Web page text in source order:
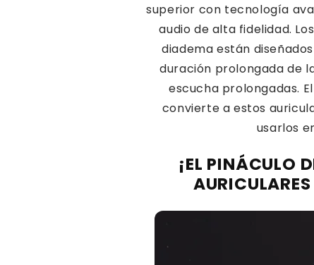
superior con tecnología
audio de alta fidelidad.
diadema están
duración prolongada de
escucha prolongadas.
convierte a estos
usarlos
¡EL PINÁCULO